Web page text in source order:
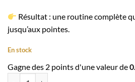
Résultat : une routine complète
jusqu’aux pointes.
En stock
Gagne des 2 points d'une valeur de